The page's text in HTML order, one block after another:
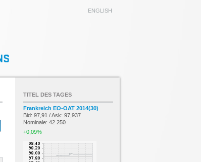
ENGLISH
TITEL DES TAGES
Frankreich EO-OAT 2014(30)
Bid: 97,91 / Ask: 97,937
Nominale: 42 250
+0,09%